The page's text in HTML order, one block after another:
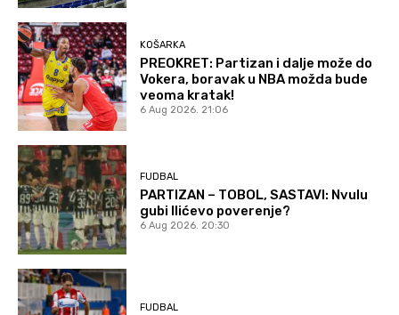
KOŠARKA
PREOKRET: Partizan i dalje može do
Vokera, boravak u NBA možda bude
veoma kratak!
6 Aug 2026. 21:06
FUDBAL
PARTIZAN – TOBOL, SASTAVI: Nvulu
gubi Ilićevo poverenje?
6 Aug 2026. 20:30
FUDBAL